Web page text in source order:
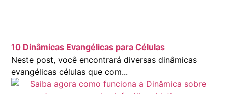
10 Dinâmicas Evangélicas para Células
Neste post, você encontrará diversas dinâmicas
evangélicas células que com...